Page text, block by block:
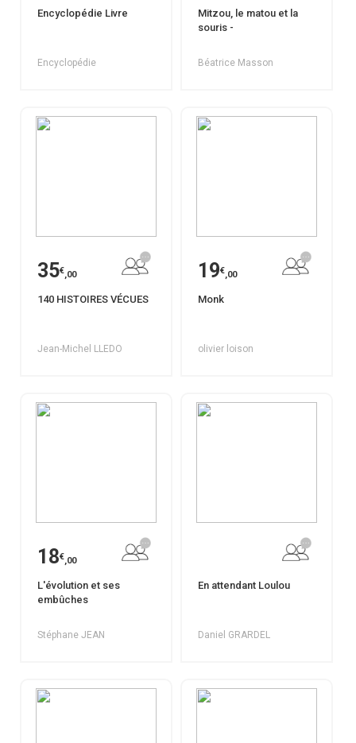
Encyclopédie Livre
Encyclopédie
Mitzou, le matou et la
souris -
Béatrice Masson
35€,00
140 HISTOIRES VÉCUES
Jean-Michel LLEDO
19€,00
Monk
olivier loison
18€,00
L'évolution et ses
embûches
Stéphane JEAN
En attendant Loulou
Daniel GRARDEL